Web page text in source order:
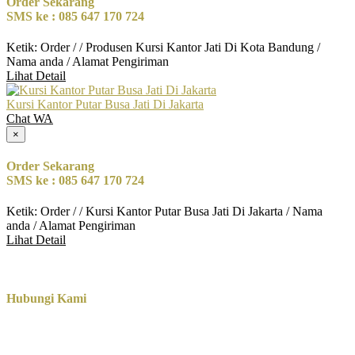
SMS ke : 085 647 170 724
Ketik: Order / / Produsen Kursi Kantor Jati Di Kota Bandung /
Nama anda / Alamat Pengiriman
Lihat Detail
Kursi Kantor Putar Busa Jati Di Jakarta
Chat WA
×
Order Sekarang
SMS ke : 085 647 170 724
Ketik: Order / / Kursi Kantor Putar Busa Jati Di Jakarta / Nama
anda / Alamat Pengiriman
Lihat Detail
Hubungi Kami